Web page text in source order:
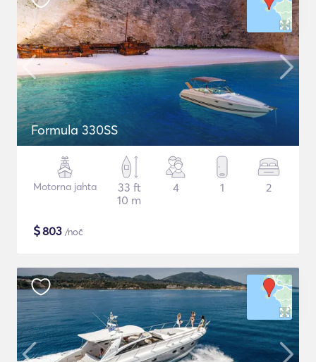
Formula 330SS
Motorna jahta
33 ft
10 m
4 1 2
$803 /noč